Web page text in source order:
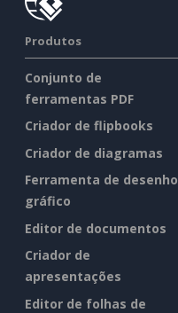
Produtos
Conjunto de
ferramentas PDF
Criador de flipbooks
Criador de diagramas
Ferramenta de desenho
gráfico
Editor de documentos
Criador de
apresentações
Editor de folhas de